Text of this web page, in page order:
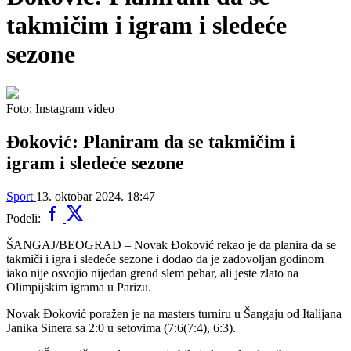
takmičim i igram i sledeće
sezone
Foto: Instagram video
Đoković: Planiram da se takmičim i
igram i sledeće sezone
Sport 13. oktobar 2024. 18:47
Podeli:
ŠANGAJ/BEOGRAD – Novak Đoković rekao je da planira da se
takmiči i igra i sledeće sezone i dodao da je zadovoljan godinom
iako nije osvojio nijedan grend slem pehar, ali jeste zlato na
Olimpijskim igrama u Parizu.
Novak Đoković poražen je na masters turniru u Šangaju od Italijana
Janika Sinera sa 2:0 u setovima (7:6(7:4), 6:3).